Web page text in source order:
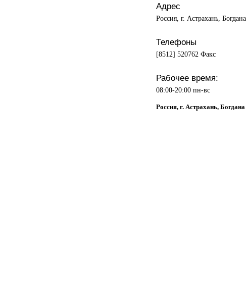
Адрес
Россия, г. Астрахань,
Телефоны
[8512] 520762 Факс
Рабочее время:
08:00-20:00 пн-вс
Россия, г. Астрахань,